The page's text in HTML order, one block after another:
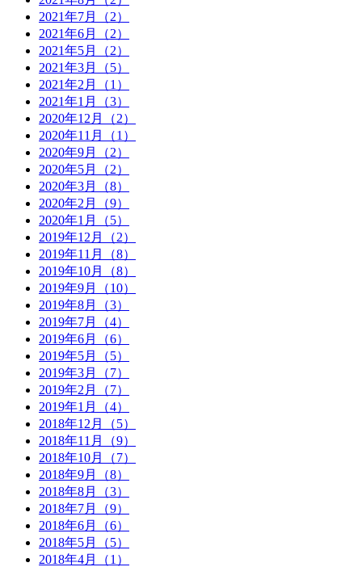
2021年7月（2）
2021年6月（2）
2021年5月（2）
2021年3月（5）
2021年2月（1）
2021年1月（3）
2020年12月（2）
2020年11月（1）
2020年9月（2）
2020年5月（2）
2020年3月（8）
2020年2月（9）
2020年1月（5）
2019年12月（2）
2019年11月（8）
2019年10月（8）
2019年9月（10）
2019年8月（3）
2019年7月（4）
2019年6月（6）
2019年5月（5）
2019年3月（7）
2019年2月（7）
2019年1月（4）
2018年12月（5）
2018年11月（9）
2018年10月（7）
2018年9月（8）
2018年8月（3）
2018年7月（9）
2018年6月（6）
2018年5月（5）
2018年4月（1）